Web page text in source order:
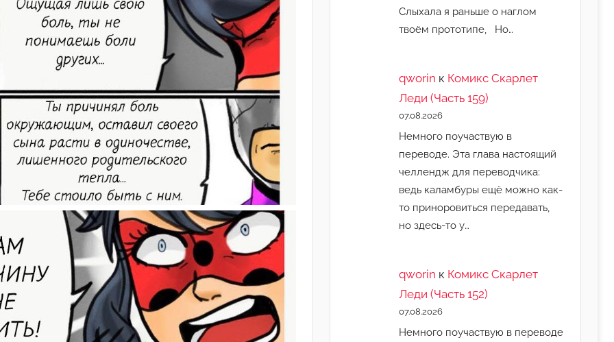
Слыхала я раньше о наглом
твоём прототипе, Но…
qworin к Комикс Скарлет
Леди (Часть 159)
07.08.2026
Немного поучаствую в
переводе. Эта глава настоящий
челлендж для переводчика:
ведь каламбуры ещё можно как-
то приноровиться передавать,
но здесь-то у…
qworin к Комикс Скарлет
Леди (Часть 152)
07.08.2026
Немного поучаствую в переводе